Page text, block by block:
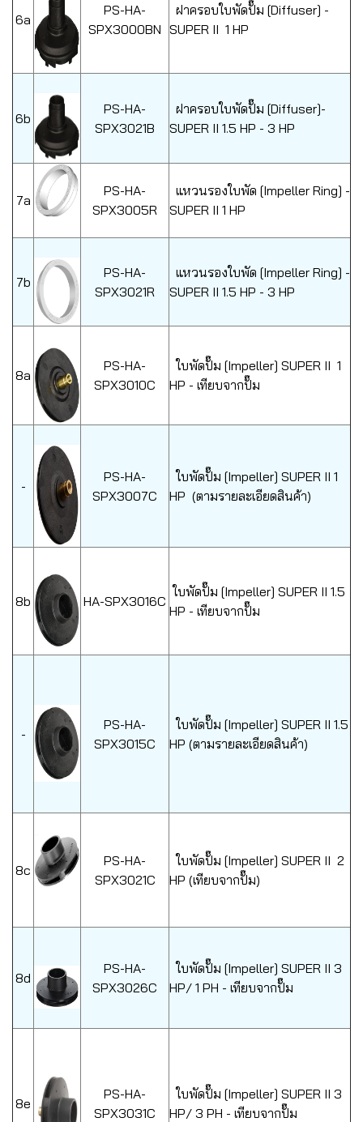
6a
PS-HA-
SPX3000BN
ฝาครอบใบพัดปั๊ม [Diffuser] -
SUPER II 1 HP
6b
PS-HA-
SPX3021B
ฝาครอบใบพัดปั๊ม [Diffuser]-
SUPER II 1.5 HP - 3 HP
7a
PS-HA-
SPX3005R
แหวนรองใบพัด [Impeller Ring] -
SUPER II 1 HP
7b
PS-HA-
SPX3021R
แหวนรองใบพัด [Impeller Ring] -
SUPER II 1.5 HP - 3 HP
8a
PS-HA-
SPX3010C
ใบพัดปั๊ม [Impeller] SUPER II 1
HP - เทียบจากปั๊ม
-
PS-HA-
SPX3007C
ใบพัดปั๊ม [Impeller] SUPER II 1
HP (ตามรายละเอียดสินค้า)
8b HA-SPX3016C
ใบพัดปั๊ม [Impeller] SUPER II 1.5
HP - เทียบจากปั๊ม
-
PS-HA-
SPX3015C
ใบพัดปั๊ม [Impeller] SUPER II 1.5
HP (ตามรายละเอียดสินค้า)
8c
PS-HA-
SPX3021C
ใบพัดปั๊ม [Impeller] SUPER II 2
HP (เทียบจากปั๊ม)
8d
PS-HA-
SPX3026C
ใบพัดปั๊ม [Impeller] SUPER II 3
HP/ 1 PH - เทียบจากปั๊ม
8e
PS-HA-
SPX3031C
ใบพัดปั๊ม [Impeller] SUPER II 3
HP/ 3 PH - เทียบจากปั๊ม